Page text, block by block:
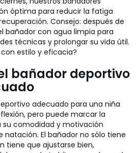
óptima para reducir la fatiga
Consejo: después de
bañador con agua limpia para
técnicas y prolongar su vida útil.
estilo y eficacia?
bañador deportivo
adecuado para una niña
pero puede marcar la
comodidad y motivación
natación. El bañador no sólo tiene
tiene que ajustarse bien,